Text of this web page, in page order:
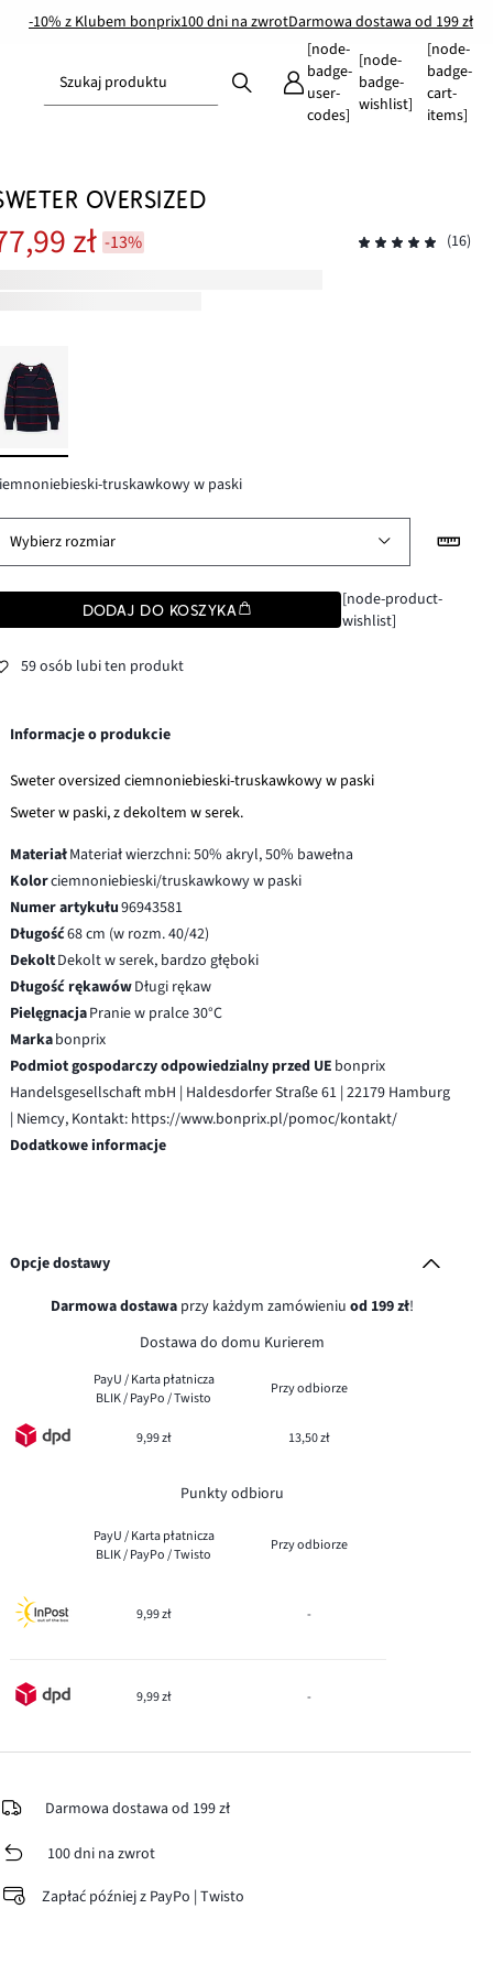
-10% z Klubem bonprix100 dni na zwrotDarmowa dostawa od 199 zł
Szukaj produktu
[node-
badge-
user-
codes]
[node-
badge-
wishlist]
[node-
badge-
cart-
items]
OVERSIZED
zł -13% (16)
truskawkowy w paski
Wybierz rozmiar
DODAJ DO KOSZYKA
[node-product-
wishlist]
59 osób lubi ten produkt
Informacje o produkcie
Sweter oversized ciemnoniebieski-truskawkowy w paski
Sweter w paski, z dekoltem w serek.
MateriałMateriał wierzchni: 50% akryl, 50% bawełna
Kolorciemnoniebieski/truskawkowy w paski
Numer artykułu96943581
Długość68 cm (w rozm. 40/42)
DekoltDekolt w serek, bardzo głęboki
Długość rękawówDługi rękaw
PielęgnacjaPranie w pralce 30°C
Markabonprix
Podmiot gospodarczy odpowiedzialny przed UE bonprix
Handelsgesellschaft mbH | Haldesdorfer Straße 61 | 22179 Hamburg
| Niemcy, Kontakt: https://www.bonprix.pl/pomoc/kontakt/
Dodatkowe informacje
Opcje dostawy
Darmowa dostawaprzy każdym zamówieniu od 199 zł!
Dostawa do domu Kurierem
PayU / Karta płatnicza
BLIK / PayPo / Twisto
Przy odbiorze
9,99 zł 13,50 zł
Punkty odbioru
PayU / Karta płatnicza
BLIK / PayPo / Twisto
Przy odbiorze
9,99 zł -
9,99 zł -
Darmowa dostawa od 199 zł
100 dni na zwrot
Zapłać później z PayPo | Twisto